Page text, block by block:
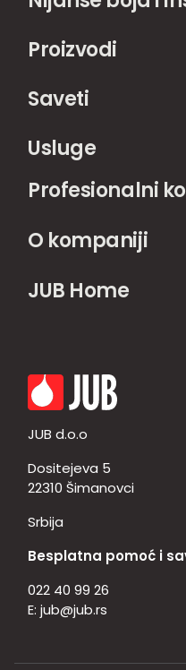
Proizvodi
Saveti
Usluge
Profesionalni
O kompaniji
JUB Home
JUB d.o.o
Dositejeva 5
22310 Šimanovci
Srbija
Besplatna pomoć i
022 40 99 26
E: jub@jub.rs